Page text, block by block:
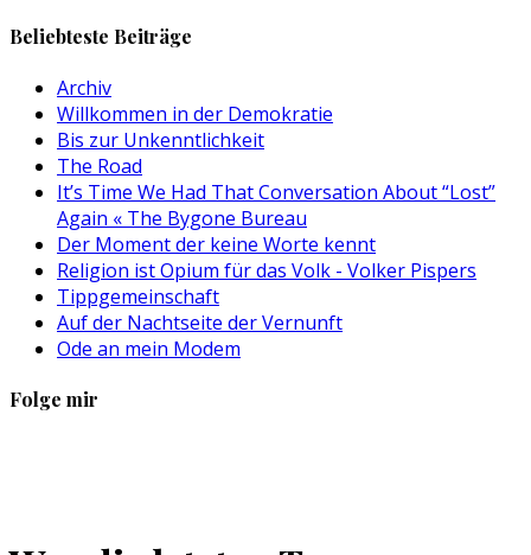
Beliebteste Beiträge
Archiv
Willkommen in der Demokratie
Bis zur Unkenntlichkeit
The Road
It’s Time We Had That Conversation About “Lost”
Again « The Bygone Bureau
Der Moment der keine Worte kennt
Religion ist Opium für das Volk - Volker Pispers
Tippgemeinschaft
Auf der Nachtseite der Vernunft
Ode an mein Modem
Folge mir